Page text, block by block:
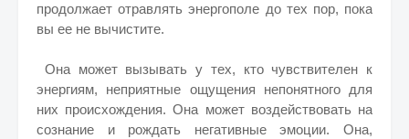
продолжает отравлять энергополе до тех пор, пока
вы ее не вычистите.
Она может вызывать у тех, кто чувствителен к
энергиям, неприятные ощущения непонятного для
них происхождения. Она может воздействовать на
сознание и рождать негативные эмоции. Она,